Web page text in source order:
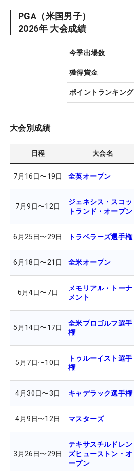
PGA （米国男子）
2026年 大会成績
今季出場数
獲得賞金
ポイントランキング
大会別成績
日程 大会名
7月16日〜19日 全英オープン
7月9日〜12日
ジェネシス・スコッ
トランド・オープン
6月25日〜29日 トラベラーズ選手権
6月18日〜21日 全米オープン
6月4日〜7日
メモリアル・トーナ
メント
5月14日〜17日
全米プロゴルフ選手
権
5月7日〜10日
トゥルーイスト選手
権
4月30日〜3日 キャデラック選手権
4月9日〜12日 マスターズ
3月26日〜29日
テキサスチルドレン
ズヒューストン・オ
ープン